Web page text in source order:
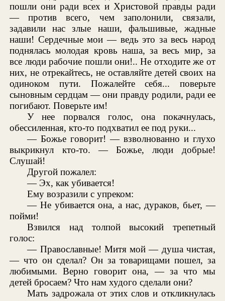
пошли они ради всех и Христовой правды ради
— против всего, чем заполонили, связали,
задавили нас злые наши, фальшивые, жадные
наши! Сердечные мои — ведь это за весь народ
поднялась молодая кровь наша, за весь мир, за
все люди рабочие пошли они!.. Не отходите же от
них, не отрекайтесь, не оставляйте детей своих на
одиноком пути. Пожалейте себя... поверьте
сыновным сердцам — они правду родили, ради ее
погибают. Поверьте им!
У нее порвался голос, она покачнулась,
обессиленная, кто-то подхватил ее под руки...
— Божье говорит! — взволнованно и глухо
выкрикнул кто-то. — Божье, люди добрые!
Слушай!
Другой пожалел:
— Эх, как убивается!
Ему возразили с упреком:
— Не убивается она, а нас, дураков, бьет, —
пойми!
Взвился над толпой высокий трепетный
голос:
— Православные! Митя мой — душа чистая,
— что он сделал? Он за товарищами пошел, за
любимыми. Верно говорит она, — за что мы
детей бросаем? Что нам худого сделали они?
Мать задрожала от этих слов и откликнулась